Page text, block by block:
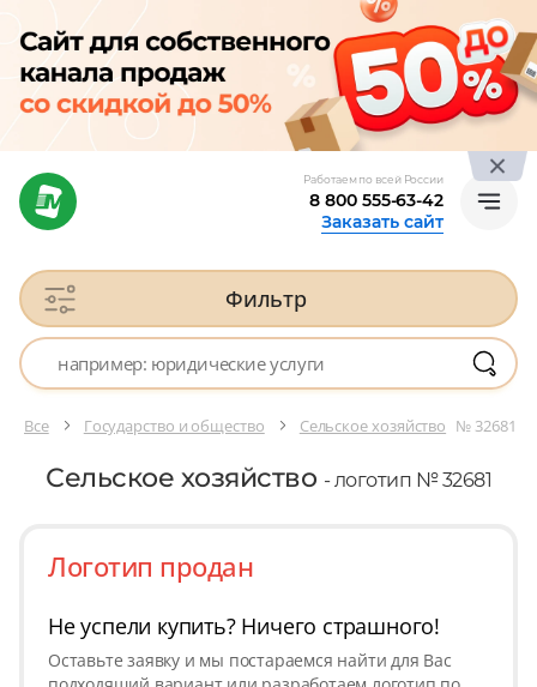
Работаем по всей России
8 800 555-63-42
Заказать сайт
Фильтр
Все Государство и общество Сельское хозяйство № 32681
Сельское хозяйство - логотип № 32681
Логотип продан
Не успели купить? Ничего страшного!
Оставьте заявку и мы постараемся найти для Вас